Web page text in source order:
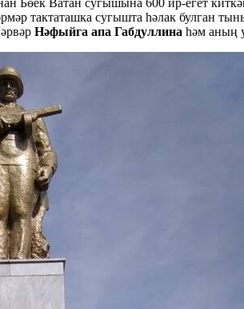
тактаташка сугышта һәлак булган
Нәфыйга апа Габдуллина һәм аның